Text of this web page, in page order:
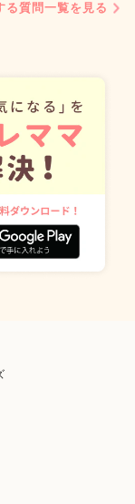
る質問一覧を見る